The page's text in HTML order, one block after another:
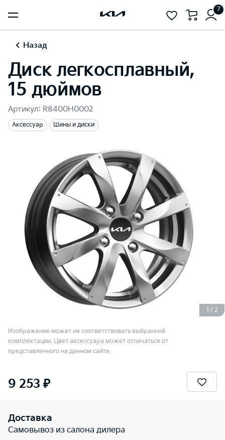
7
Назад
Диск легкосплавный,
15 дюймов
Артикул: R8400H0002
Аксессуар Шины и диски
1 / 2
Изображение может не соответствовать выбранной
комплектации. Цвет аксессуара может отличаться от
представленного на данном сайте.
9 253 ₽
Доставка
Самовывоз из салона дилера